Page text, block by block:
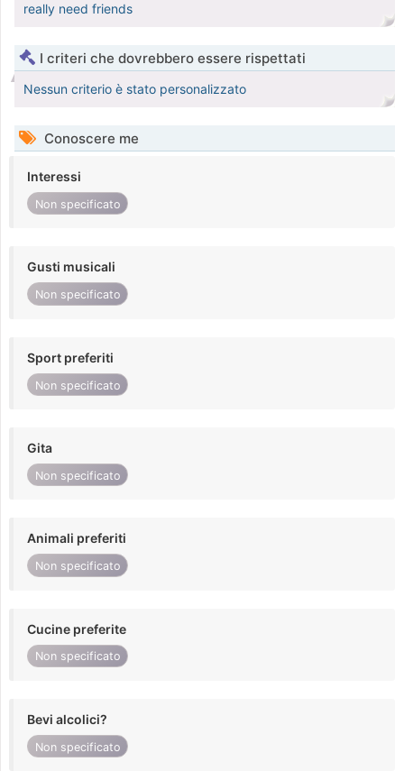
really need friends
I criteri che dovrebbero essere rispettati
Nessun criterio è stato personalizzato
Conoscere me
Interessi
Non specificato
Gusti musicali
Non specificato
Sport preferiti
Non specificato
Gita
Non specificato
Animali preferiti
Non specificato
Cucine preferite
Non specificato
Bevi alcolici?
Non specificato